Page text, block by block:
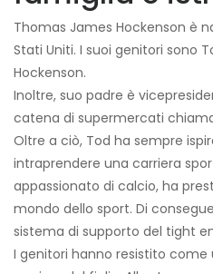
Thomas James Hockenson è
Stati Uniti. I suoi genitori sono
Hockenson.
Inoltre, suo padre è
catena di supermercati
Oltre a ciò, Tod ha sempre
intraprendere una carriera
appassionato di calcio, ha
mondo dello sport. Di
sistema di supporto del tight
I genitori hanno resistito come